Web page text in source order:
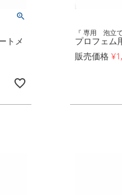
トメ
『 専用 泡立
プロフェ
販売価格 ¥